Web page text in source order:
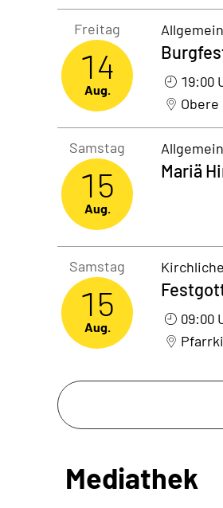
Freitag
14
Aug.
Allgemein
19:00
Samstag
15
Aug.
Mariä
Allgemein
Samstag
15
Aug.
09:00
Mediathek